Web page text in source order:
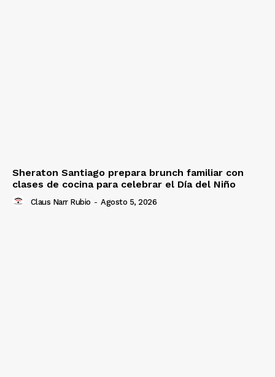
Sheraton Santiago prepara brunch familiar con
clases de cocina para celebrar el Día del Niño
Claus Narr Rubio - Agosto 5, 2026